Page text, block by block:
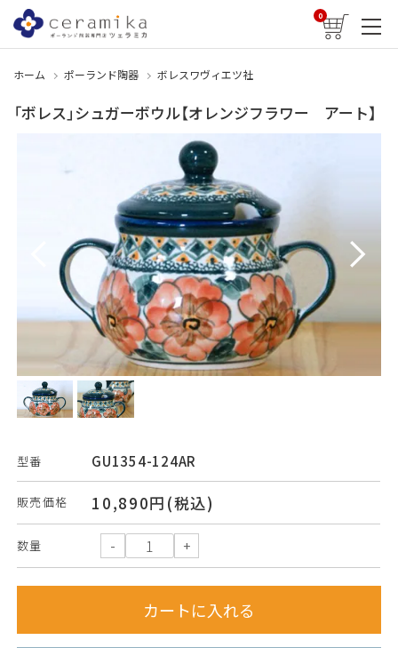
0
ホーム ポーランド陶器 ボレスワヴィエツ社
「ボレス」シュガーボウル【オレンジフラワー アート】
型番 GU1354-124AR
販売価格 10,890円(税込)
数量